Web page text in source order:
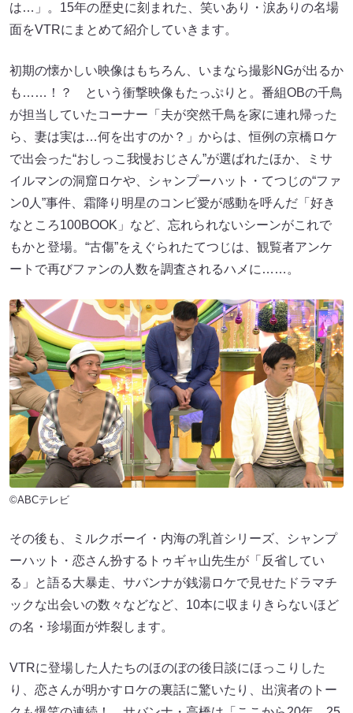
は…」。15年の歴史に刻まれた、笑いあり・涙ありの名場
面をVTRにまとめて紹介していきます。
初期の懐かしい映像はもちろん、いまなら撮影NGが出るか
も……！？ という衝撃映像もたっぷりと。番組OBの千鳥
が担当していたコーナー「夫が突然千鳥を家に連れ帰った
ら、妻は実は…何を出すのか？」からは、恒例の京橋ロケ
で出会った“おしっこ我慢おじさん”が選ばれたほか、ミサ
イルマンの洞窟ロケや、シャンプーハット・てつじの“ファ
ン0人”事件、霜降り明星のコンビ愛が感動を呼んだ「好き
なところ100BOOK」など、忘れられないシーンがこれで
もかと登場。“古傷”をえぐられたてつじは、観覧者アンケ
ートで再びファンの人数を調査されるハメに……。
©ABCテレビ
その後も、ミルクボーイ・内海の乳首シリーズ、シャンプ
ーハット・恋さん扮するトゥギャ山先生が「反省してい
る」と語る大暴走、サバンナが銭湯ロケで見せたドラマチ
ックな出会いの数々などなど、10本に収まりきらないほど
の名・珍場面が炸裂します。
VTRに登場した人たちのほのぼの後日談にほっこりした
り、恋さんが明かすロケの裏話に驚いたり、出演者のトー